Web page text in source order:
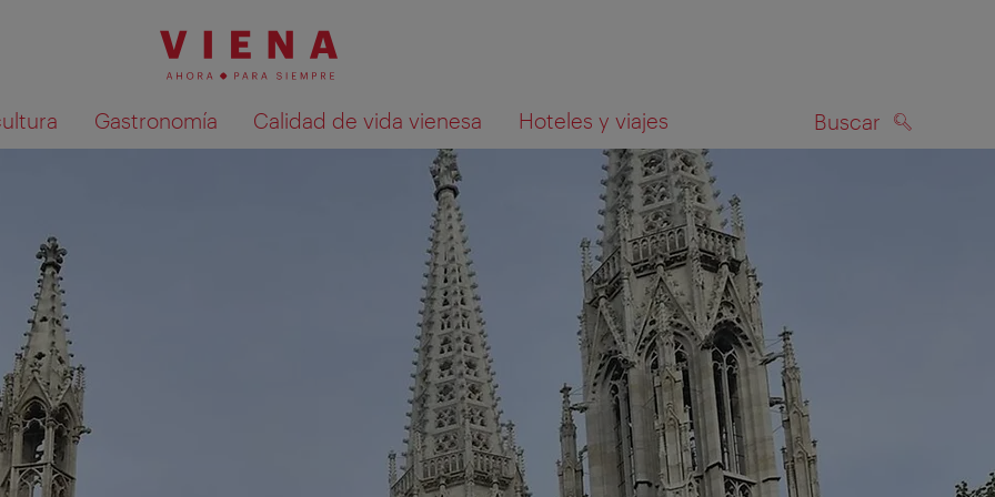
Gastronomía Calidad de vida vienesa Hoteles y viajes Buscar
Mostrar resultados de la búsqueda en el mapa BUSCAR